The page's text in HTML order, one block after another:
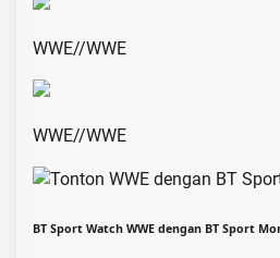
WWE//WWE
WWE//WWE
BT Sport Watch WWE dengan BT Sport